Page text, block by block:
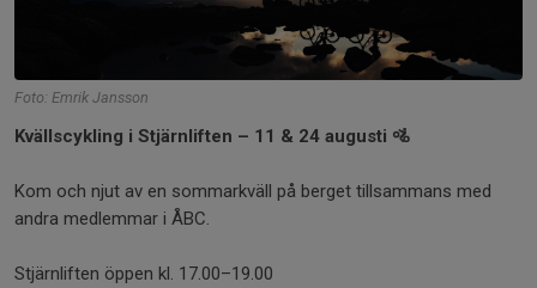
Foto: Emrik Jansson
Kvällscykling i Stjärnliften – 11 & 24 augusti 🚵
Kom och njut av en sommarkväll på berget tillsammans med
andra medlemmar i ÅBC.
Stjärnliften öppen kl. 17.00–19.00